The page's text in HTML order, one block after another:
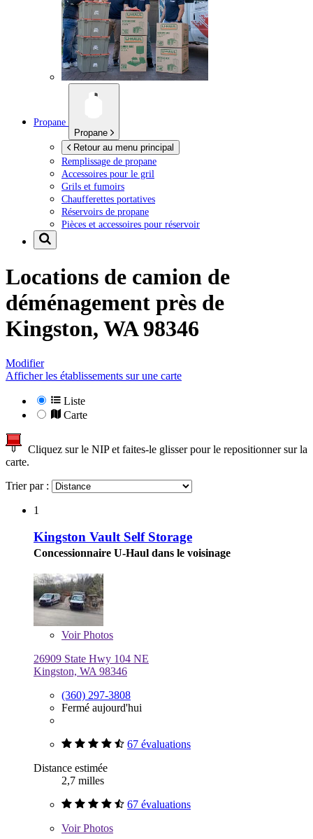
Propane
Propane
Retour au menu principal
Remplissage de propane
Accessoires pour le gril
Grils et fumoirs
Chaufferettes portatives
Réservoirs de propane
Pièces et accessoires pour réservoir
Locations de camion de
déménagement près de
Kingston, WA 98346
Modifier
Afficher les établissements sur une carte
Liste
Carte
Cliquez sur le NIP et faites-le glisser pour le repositionner sur la
carte.
Trier par :
1
Kingston Vault Self Storage
Concessionnaire U-Haul dans le voisinage
VoirPhotos
26909 State Hwy 104 NE
Kingston, WA 98346
(360) 297-3808
Fermé aujourd'hui
67 évaluations
Distance estimée
2,7 milles
67 évaluations
VoirPhotos